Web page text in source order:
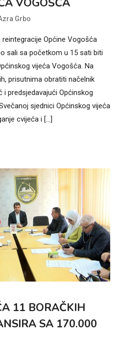
VOGOŠĆA
Grbo
Općine Vogošća
sali sa početkom u 15 sati biti
vijeća Vogošća. Na
prisutnima obratiti načelnik
i predsjedavajući Općinskog
sjednici Općinskog vijeća
cvijeća i […]
11 BORAČKIH
SA 170.000